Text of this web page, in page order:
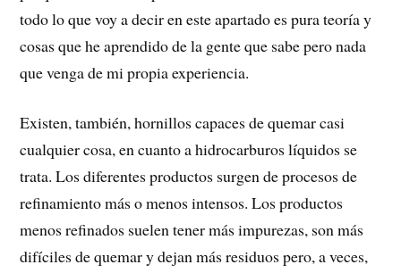
todo lo que voy a decir en este apartado es pura teoría y
cosas que he aprendido de la gente que sabe pero nada
que venga de mi propia experiencia.
Existen, también, hornillos capaces de quemar casi
cualquier cosa, en cuanto a hidrocarburos líquidos se
trata. Los diferentes productos surgen de procesos de
refinamiento más o menos intensos. Los productos
menos refinados suelen tener más impurezas, son más
difíciles de quemar y dejan más residuos pero, a veces,